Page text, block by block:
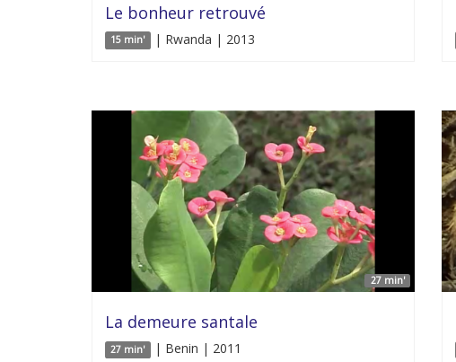
Le bonheur retrouvé
15 min' | Rwanda | 2013
27 min'
La demeure santale
27 min' | Benin | 2011